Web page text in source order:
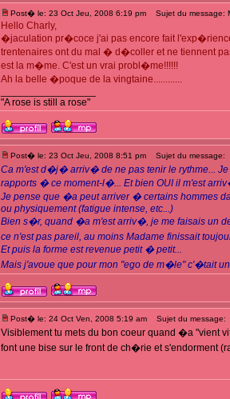
Post� le: 23 Oct Jeu, 2008 6:19 pm Sujet du message:
Hello Charly,
�jaculation pr�coce j'ai pas encore fait
trentenaires ont du mal � d�coller et ne tiennent
est la m�me. C'est un vrai probl�me!!!!!!
Ah la belle �poque de la vingtaine............
"A rose is still a rose"
Post� le: 23 Oct Jeu, 2008 8:51 pm Sujet du message:
Ca m'est d�j� arriv� de ne pas tenir le rythme...
rapports � ce moment-l�... Et bien OUI il m'est
Je pense que �a peut arriver � certains hommes
ou physiquement (fatigue intense, etc...)
Bien s�r, quand �a m'est arriv�, je me faisais un
ce n'est pas pareil, au moins Madame finissait
Et puis la forme est revenue petit � petit...
Mais j'avoue que pour mon "ego de m�le" c'�tait
Post� le: 24 Oct Ven, 2008 5:19 am Sujet du message:
Visiblement tu mets du bon coeur quand �a "vient
font une bise sur le front de ch�rie et s'endorment